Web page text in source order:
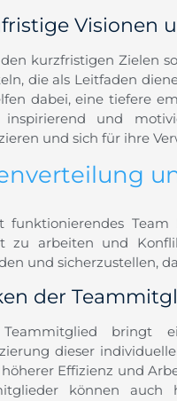
Visionen
kurzfristigen Zielen
die als Leitfaden
dabei, eine tiefere
inspirierend und
und sich für ihre
funktionierendes
zu arbeiten und
und sicherzustellen,
der
Teammitglied bringt
dieser
Effizienz und
können auch